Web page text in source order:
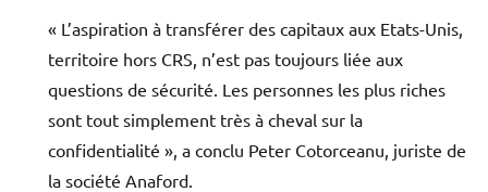
« L’aspiration à transférer des capitaux aux Etats-Unis,
territoire hors CRS, n’est pas toujours liée aux
questions de sécurité. Les personnes les plus riches
sont tout simplement très à cheval sur la
confidentialité », a conclu Peter Cotorceanu, juriste de
la société Anaford.